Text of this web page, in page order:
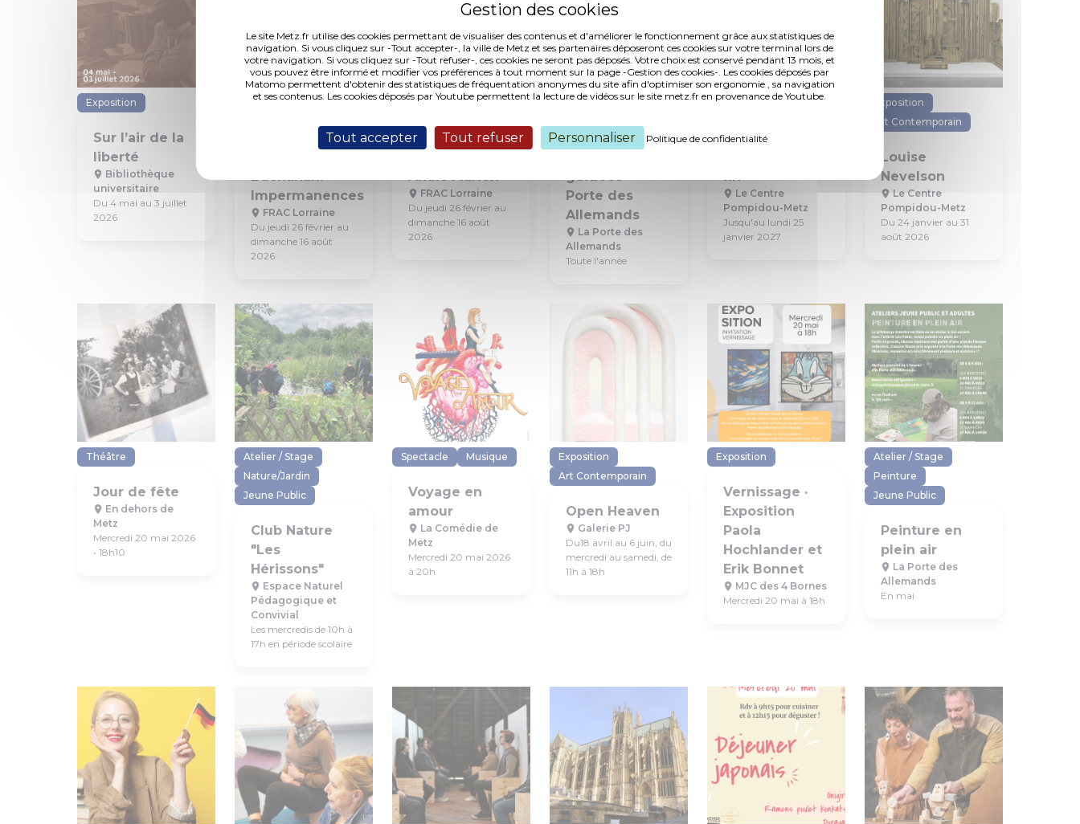
Le site Metz.fr utilise des cookies permettant de visualiser des contenus et d'améliorer le fonctionnement grâce aux statistiques de
navigation. Si vous cliquez sur -Tout accepter-, la ville de Metz et ses partenaires déposeront ces cookies sur votre terminal lors de
votre navigation. Si vous cliquez sur -Tout refuser-, ces cookies ne seront pas déposés. Votre choix est conservé pendant 13 mois, et
vous pouvez être informé et modifier vos préférences à tout moment sur la page -Gestion des cookies-. Les cookies déposés par
Matomo permettent d'obtenir des statistiques de fréquentation anonymes du site afin d'optimiser son ergonomie , sa navigation
et ses contenus. Les cookies déposés par Youtube permettent la lecture de vidéos sur le site metz.fr en provenance de Youtube.
Tout accepter Tout refuser Personnaliser Politique de confidentialité
Exposition
Sur l’air de la
liberté
Bibliothèque
universitaire
Du 4 mai au 3 juillet
2026
Exposition
Buchanan.
Impermanences
FRAC Lorraine
Du jeudi 26 février au
dimanche 16 août
2026
Exposition
Anaïs Marion
FRAC Lorraine
Du jeudi 26 février au
dimanche 16 août
2026
Visite
Visite guidée
guidées -
Porte des
Allemands
La Porte des
Allemands
Toute l'année
Exposition
fin
Le Centre
Pompidou-Metz
Jusqu'au lundi 25
janvier 2027
Exposition
Art Contemporain
Louise
Nevelson
Le Centre
Pompidou-Metz
Du 24 janvier au 31
août 2026
Théâtre
Jour de fête
En dehors de
Metz
Mercredi 20 mai 2026
• 18h10
Atelier / Stage
Nature/Jardin
Jeune Public
Club Nature
"Les
Hérissons"
Espace Naturel
Pédagogique et
Convivial
Les mercredis de 10h à
17h en période scolaire
Spectacle Musique
Voyage en
amour
La Comédie de
Metz
Mercredi 20 mai 2026
à 20h
Exposition
Art Contemporain
Open Heaven
Galerie PJ
Du18 avril au 6 juin, du
mercredi au samedi, de
11h à 18h
Exposition
Vernissage ·
Exposition
Paola
Hochlander et
Erik Bonnet
MJC des 4 Bornes
Mercredi 20 mai à 18h
Atelier / Stage
Peinture
Jeune Public
Peinture en
plein air
La Porte des
Allemands
En mai